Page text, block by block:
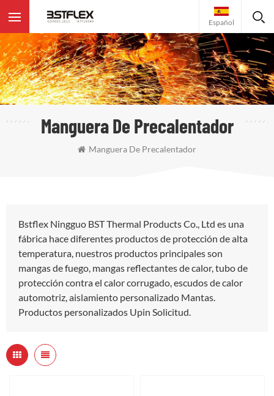
Español
Manguera De Precalentador
Manguera De Precalentador
Bstflex Ningguo BST Thermal Products Co., Ltd es una
fábrica hace diferentes productos de protección de alta
temperatura, nuestros productos principales son
mangas de fuego, mangas reflectantes de calor, tubo de
protección contra el calor corrugado, escudos de calor
automotriz, aislamiento personalizado Mantas.
Productos personalizados Upin Solicitud.